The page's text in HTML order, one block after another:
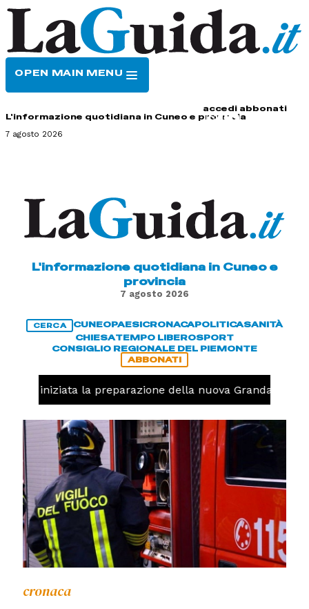
OPEN MAIN MENU
accedi abbonati
L'informazione quotidiana in Cuneo e provincia
7 agosto 2026
L'informazione quotidiana in Cuneo e
provincia
7 agosto 2026
CERCA CUNEOPAESICRONACAPOLITICASANITÀ
CHIESATEMPO LIBEROSPORT
CONSIGLIO REGIONALE DEL PIEMONTE
ABBONATI
iniziata la preparazione della nuova Granda Volley
cronaca